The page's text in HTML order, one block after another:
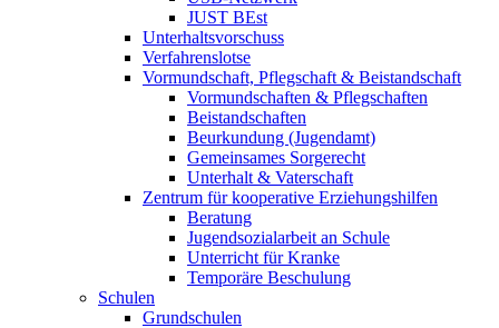
JUST BEst
Unterhaltsvorschuss
Verfahrenslotse
Vormundschaft, Pflegschaft & Beistandschaft
Vormundschaften & Pflegschaften
Beistandschaften
Beurkundung (Jugendamt)
Gemeinsames Sorgerecht
Unterhalt & Vaterschaft
Zentrum für kooperative Erziehungshilfen
Beratung
Jugendsozialarbeit an Schule
Unterricht für Kranke
Temporäre Beschulung
Schulen
Grundschulen